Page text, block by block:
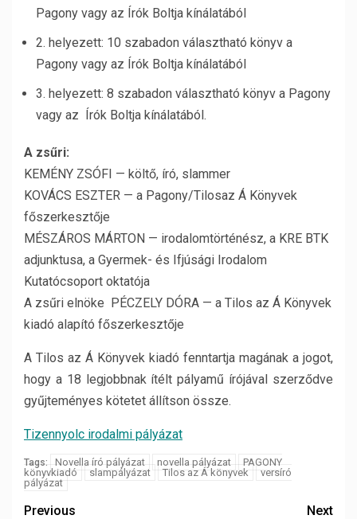
Pagony vagy az Írók Boltja kínálatából
2. helyezett: 10 szabadon választható könyv a
Pagony vagy az Írók Boltja kínálatából
3. helyezett: 8 szabadon választható könyv a Pagony
vagy az Írók Boltja kínálatából.
A zsűri:
KEMÉNY ZSÓFI — költő, író, slammer
KOVÁCS ESZTER — a Pagony/Tilosaz Á Könyvek
főszerkesztője
MÉSZÁROS MÁRTON — irodalomtörténész, a KRE BTK
adjunktusa, a Gyermek- és Ifjúsági Irodalom
Kutatócsoport oktatója
A zsűri elnöke PÉCZELY DÓRA — a Tilos az Á Könyvek
kiadó alapító főszerkesztője
A Tilos az Á Könyvek kiadó fenntartja magának a jogot,
hogy a 18 legjobbnak ítélt pályamű írójával szerződve
gyűjteményes kötetet állítson össze.
Tizennyolc irodalmi pályázat
Tags: Novella író pályázat novella pályázat
PAGONY
könyvkiadó
slampályázat Tilos az Á könyvek
versíró
pályázat
Previous
Next